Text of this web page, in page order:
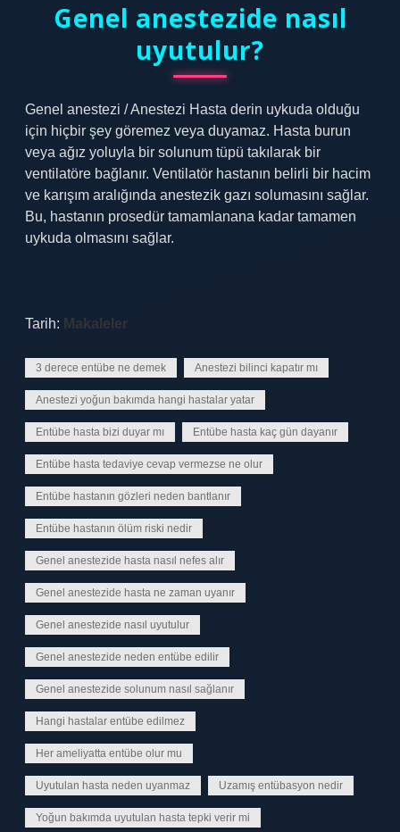
Genel anestezide nasıl
uyutulur?
Genel anestezi / Anestezi Hasta derin uykuda olduğu
için hiçbir şey göremez veya duyamaz. Hasta burun
veya ağız yoluyla bir solunum tüpü takılarak bir
ventilatöre bağlanır. Ventilatör hastanın belirli bir hacim
ve karışım aralığında anestezik gazı solumasını sağlar.
Bu, hastanın prosedür tamamlanana kadar tamamen
uykuda olmasını sağlar.
Tarih: Makaleler
3 derece entübe ne demek Anestezi bilinci kapatır mı
Anestezi yoğun bakımda hangi hastalar yatar
Entübe hasta bizi duyar mı Entübe hasta kaç gün dayanır
Entübe hasta tedaviye cevap vermezse ne olur
Entübe hastanın gözleri neden bantlanır
Entübe hastanın ölüm riski nedir
Genel anestezide hasta nasıl nefes alır
Genel anestezide hasta ne zaman uyanır
Genel anestezide nasıl uyutulur
Genel anestezide neden entübe edilir
Genel anestezide solunum nasıl sağlanır
Hangi hastalar entübe edilmez
Her ameliyatta entübe olur mu
Uyutulan hasta neden uyanmaz Uzamış entübasyon nedir
Yoğun bakımda uyutulan hasta tepki verir mi